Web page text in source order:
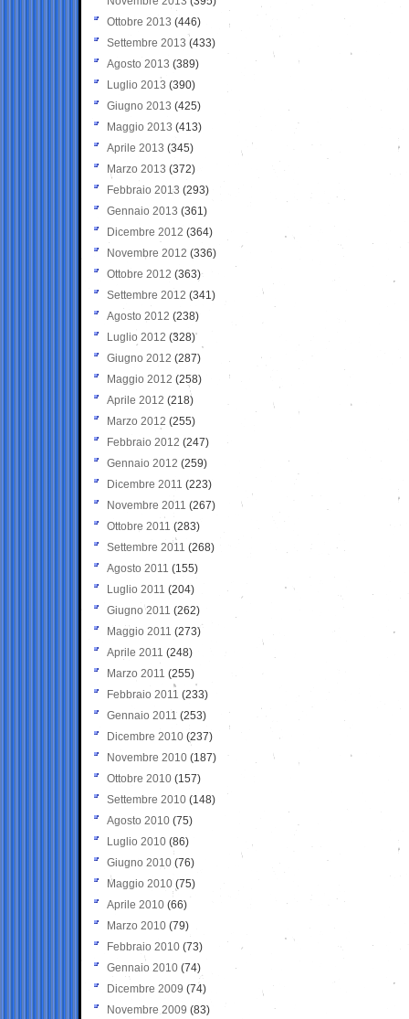
Ottobre 2013 (446)
Settembre 2013 (433)
Agosto 2013 (389)
Luglio 2013 (390)
Giugno 2013 (425)
Maggio 2013 (413)
Aprile 2013 (345)
Marzo 2013 (372)
Febbraio 2013 (293)
Gennaio 2013 (361)
Dicembre 2012 (364)
Novembre 2012 (336)
Ottobre 2012 (363)
Settembre 2012 (341)
Agosto 2012 (238)
Luglio 2012 (328)
Giugno 2012 (287)
Maggio 2012 (258)
Aprile 2012 (218)
Marzo 2012 (255)
Febbraio 2012 (247)
Gennaio 2012 (259)
Dicembre 2011 (223)
Novembre 2011 (267)
Ottobre 2011 (283)
Settembre 2011 (268)
Agosto 2011 (155)
Luglio 2011 (204)
Giugno 2011 (262)
Maggio 2011 (273)
Aprile 2011 (248)
Marzo 2011 (255)
Febbraio 2011 (233)
Gennaio 2011 (253)
Dicembre 2010 (237)
Novembre 2010 (187)
Ottobre 2010 (157)
Settembre 2010 (148)
Agosto 2010 (75)
Luglio 2010 (86)
Giugno 2010 (76)
Maggio 2010 (75)
Aprile 2010 (66)
Marzo 2010 (79)
Febbraio 2010 (73)
Gennaio 2010 (74)
Dicembre 2009 (74)
Novembre 2009 (83)